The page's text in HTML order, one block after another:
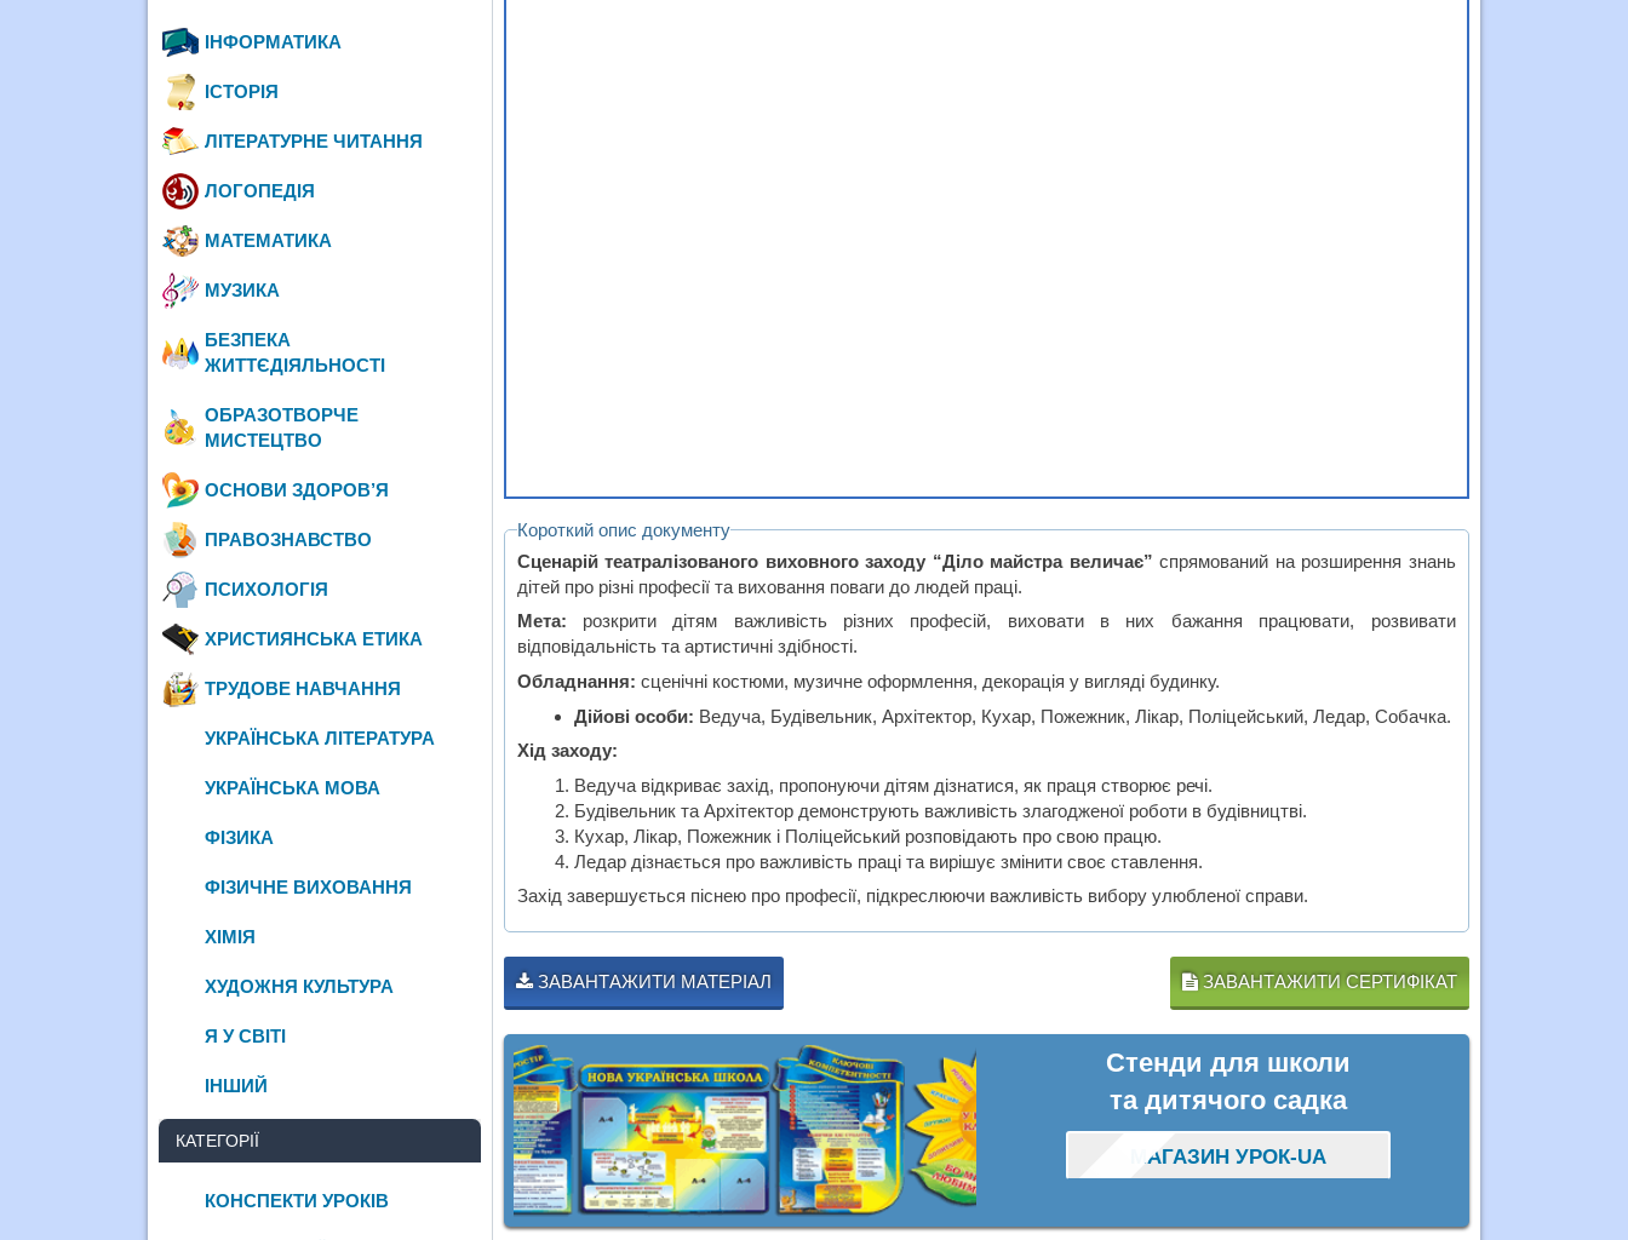
Короткий опис документу
Сценарій театралізованого виховного заходу “Діло майстра величає” спрямований на розширення знань
дітей про різні професії та виховання поваги до людей праці.
Мета: розкрити дітям важливість різних професій, виховати в них бажання працювати, розвивати
відповідальність та артистичні здібності.
Обладнання: сценічні костюми, музичне оформлення, декорація у вигляді будинку.
Дійові особи: Ведуча, Будівельник, Архітектор, Кухар, Пожежник, Лікар, Поліцейський, Ледар, Собачка.
Хід заходу:
Ведуча відкриває захід, пропонуючи дітям дізнатися, як праця створює речі.
Будівельник та Архітектор демонструють важливість злагодженої роботи в будівництві.
Кухар, Лікар, Пожежник і Поліцейський розповідають про свою працю.
Ледар дізнається про важливість праці та вирішує змінити своє ставлення.
Захід завершується піснею про професії, підкреслюючи важливість вибору улюбленої справи.
ЗАВАНТАЖИТИ МАТЕРІАЛ ЗАВАНТАЖИТИ СЕРТИФІКАТ
Стенди для школи
та дитячого садка
МАГАЗИН УРОК-UA
ІНФОРМАТИКА
ІСТОРІЯ
ЛІТЕРАТУРНЕ ЧИТАННЯ
ЛОГОПЕДІЯ
МАТЕМАТИКА
МУЗИКА
БЕЗПЕКА
ЖИТТЄДІЯЛЬНОСТІ
ОБРАЗОТВОРЧЕ
МИСТЕЦТВО
ОСНОВИ ЗДОРОВ’Я
ПРАВОЗНАВСТВО
ПСИХОЛОГІЯ
ХРИСТИЯНСЬКА ЕТИКА
ТРУДОВЕ НАВЧАННЯ
УКРАЇНСЬКА ЛІТЕРАТУРА
УКРАЇНСЬКА МОВА
ФІЗИКА
ФІЗИЧНЕ ВИХОВАННЯ
ХІМІЯ
ХУДОЖНЯ КУЛЬТУРА
Я У СВІТІ
ІНШИЙ
КАТЕГОРІЇ
КОНСПЕКТИ УРОКІВ